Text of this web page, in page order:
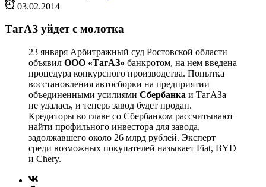
03.02.2014
ТагАЗ уйдет с молотка
23 января Арбитражный суд Ростовской области
объявил ООО «ТагАЗ» банкротом, на нем введена
процедура конкурсного производства. Попытка
восстановления автосборки на предприятии
объединенными усилиями Сбербанка и ТагАЗа
не удалась, и теперь завод будет продан.
Кредиторы во главе со Сбербанком рассчитывают
найти профильного инвестора для завода,
задолжавшего около 26 млрд рублей. Эксперт
среди возможных покупателей называет Fiat, BYD
и Chery.